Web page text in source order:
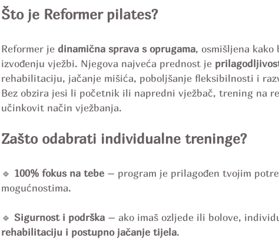
Što je Reformer pilates?
Reformer je dinamična sprava s oprugama, osmišljena kako
izvođenju vježbi. Njegova najveća prednost je
rehabilitaciju, jačanje mišića, poboljšanje fleksibilnosti i
Bez obzira jesi li početnik ili napredni vježbač, trening na
učinkovit način vježbanja.
Zašto odabrati individualne treninge?
🔹 100% fokus na tebe – program je prilagođen tvojim
mogućnostima.
🔹 Sigurnost i podrška – ako imaš ozljede ili bolove,
rehabilitaciju i postupno jačanje tijela.